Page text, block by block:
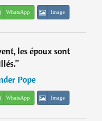
WhatsApp Image
les époux sont
”
Pope
WhatsApp Image